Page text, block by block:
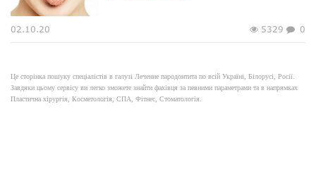
02.10.20 5329 0
Це сторінка пошуку спеціалістів в галузі Лечение пародонтита по всій Україні, Білорусі, Росії.
Завдяки цьому сервісу ви легко зможете знайти фахівця за певними параметрами та в напрямках
Пластична хірургія, Косметологія, СПА, Фітнес, Стоматологія.